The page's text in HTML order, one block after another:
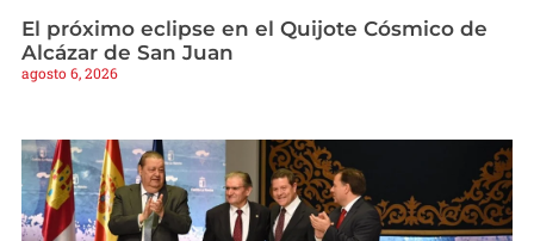
El próximo eclipse en el Quijote Cósmico de
Alcázar de San Juan
agosto 6, 2026